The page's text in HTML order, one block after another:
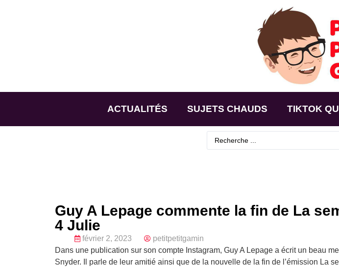
ACTUALITÉS SUJETS CHAUDS TIKTOK
Guy A Lepage commente la fin de La
4 Julie
février 2, 2023
petitpetitgamin
Dans une publication sur son compte Instagram, Guy A Lepage a écrit un beau
Snyder. Il parle de leur amitié ainsi que de la nouvelle de la fin de l’émission La